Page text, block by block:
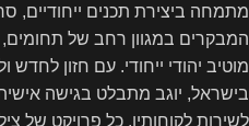
מתמחה ביצירת תכנים ייחודיים,
המבקרים במגוון רחב של
מוטיב יהודי ייחודי. עם חזון
בישראל, יוגב מתבלט בגישה
לשירות לקוחותיו. כל פרויקט של